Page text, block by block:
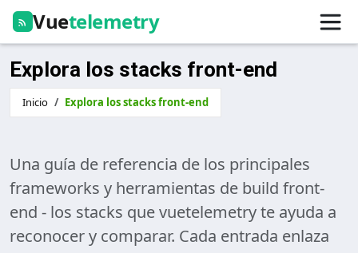
Vuetelemetry
Explora los stacks front-end
Inicio Explora los stacks front-end
Una guía de referencia de los principales
frameworks y herramientas de build front-
end - los stacks que vuetelemetry te ayuda a
reconocer y comparar. Cada entrada enlaza